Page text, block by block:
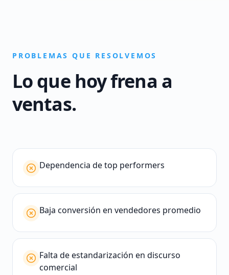
PROBLEMAS QUE RESOLVEMOS
Lo que hoy frena a
ventas.
Dependencia de top performers
Baja conversión en vendedores promedio
Falta de estandarización en discurso
comercial